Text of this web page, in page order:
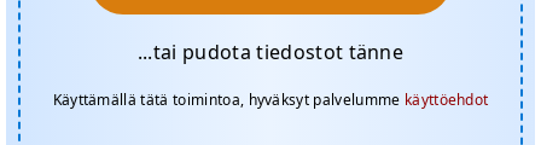
...tai pudota tiedostot tänne
Käyttämällä tätä toimintoa, hyväksyt palvelumme käyttöehdot